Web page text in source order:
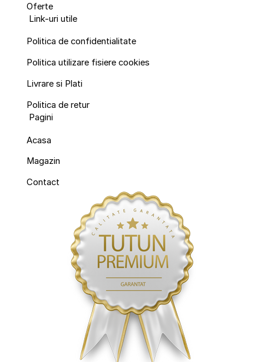
Oferte
Link-uri utile
Politica de confidentialitate
Politica utilizare fisiere cookies
Livrare si Plati
Politica de retur
Pagini
Acasa
Magazin
Contact